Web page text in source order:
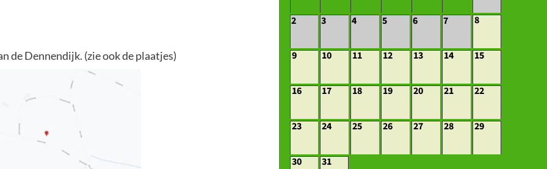
de Dennendijk. (zie ook de plaatjes)
2 3 4 5 6 7 8
9 10 11 12 13 14 15
16 17 18 19 20 21 22
23 24 25 26 27 28 29
30 31